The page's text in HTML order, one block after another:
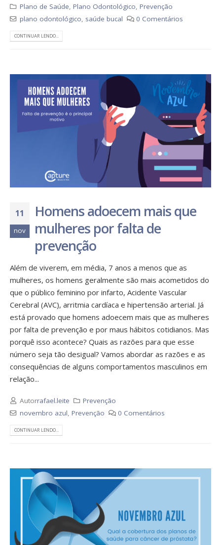
Plano de Saúde Plano Odontológico Prevenção
plano odontológico saúde bucal 0 Comentários
CONTINUAR LENDO...
11
nov
Homens adoecem mais que
mulheres por falta de
prevenção
Além de viverem, em média, 7 anos a menos que as
mulheres, os homens geralmente são mais acometidos do
que o público feminino por infarto, Acidente Vascular
Cerebral (AVC), arritmia cardíaca e hipertensão arterial. Já
está provado que homens adoecem mais que as mulheres
por falta de prevenção e por maus hábitos cotidianos. Mas
porquê isso acontece? Quais as razões para que esse
número seja tão desigual? Vamos abordar as razões e as
consequências de alguns comportamentos masculinos em
relação...
Autorrafael.leite
Prevenção
novembro azul, Prevenção 0 Comentários
CONTINUAR LENDO...